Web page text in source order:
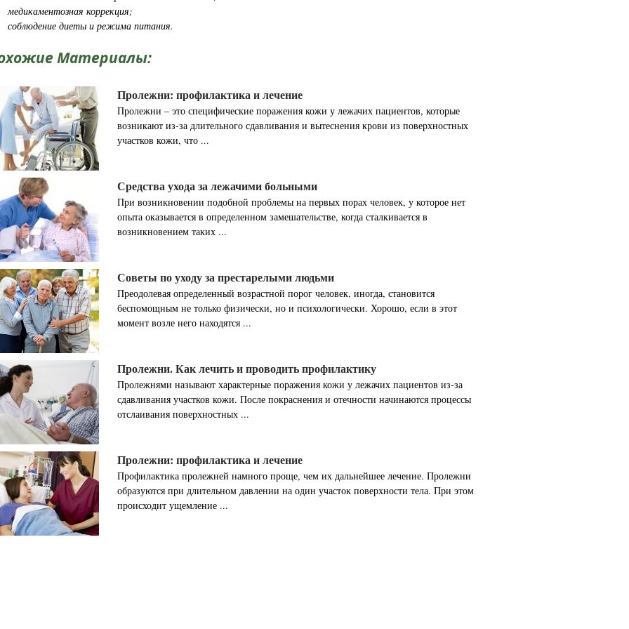
медикаментозная коррекция;
соблюдение диеты и режима питания.
Материалы:
Пролежни: профилактика и лечение
Пролежни – это специфические поражения кожи у лежачих пациентов, которые
возникают из-за длительного сдавливания и вытеснения крови из поверхностных
участков кожи, что ...
Средства ухода за лежачими больными
При возникновении подобной проблемы на первых порах человек, у которое нет
опыта оказывается в определенном замешательстве, когда сталкивается в
возникновением таких ...
Советы по уходу за престарелыми людьми
Преодолевая определенный возрастной порог человек, иногда, становится
беспомощным не только физически, но и психологически. Хорошо, если в этот
момент возле него находятся ...
Пролежни. Как лечить и проводить профилактику
Пролежнями называют характерные поражения кожи у лежачих пациентов из-за
сдавливания участков кожи. После покраснения и отечности начинаются процессы
отслаивания поверхностных ...
Пролежни: профилактика и лечение
Профилактика пролежней намного проще, чем их дальнейшее лечение. Пролежни
образуются при длительном давлении на один участок поверхности тела. При этом
происходит ущемление ...